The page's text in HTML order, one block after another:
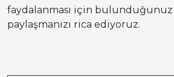
faydalanması için
paylaşmanızı rica ediyoruz.